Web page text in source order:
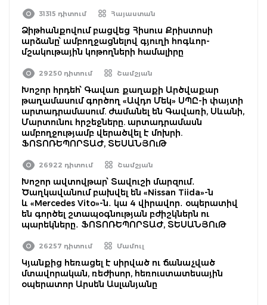
31315 դիտում Հայաստան
Ձիթհանքովում բացվեց Հիսուս Քրիստոսի
արձանը՝ ամբողջացնելով գյուղի հոգևոր-
մշակութային կոթողների համալիրը
29250 դիտում Շամշյան
Խոշոր հրդեհ՝ Գավառ քաղաքի Արծվաքար
թաղամասում գործող «Ավդո Մեկ» ՍՊԸ-ի փայտի
արտադրամասում. ժամանել են Գավառի, Սևանի,
Մարտունու հրշեջները. արտադրամասն
ամբողջությամբ վերածվել է մոխրի.
ՖՈՏՈՌԵՊՈՐՏԱԺ, ՏԵՍԱՆՅՈւԹ
26922 դիտում Շամշյան
Խոշոր ավտովթար՝ Տավուշի մարզում․
Ծաղկավանում բախվել են «Nissan Tiida»-ն
և «Mercedes Vito»-ն․ կա 4 վիրավոր․ օպերատիվ
են գործել շտապօգնության բժիշկներն ու
պարեկները․ ՖՈՏՈՌԵՊՈՐՏԱԺ, ՏԵՍԱՆՅՈւԹ
26257 դիտում Մամուլ
Կյանքից հեռացել է սիրված ու ճանաչված
մտավորական, ռեժիսոր, հեռուստատեսային
օպերատոր Արսեն Ասլանյանը